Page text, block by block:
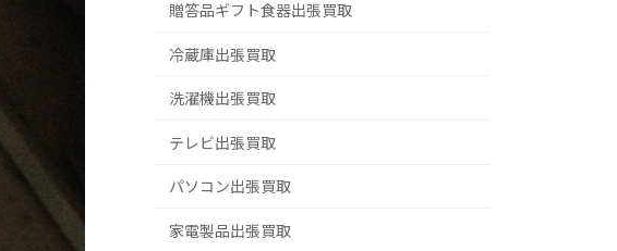
贈答品ギフト食器出張買取
冷蔵庫出張買取
洗濯機出張買取
テレビ出張買取
パソコン出張買取
家電製品出張買取